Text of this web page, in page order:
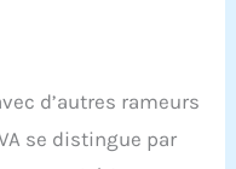
s'adapte à vos
pour vous aider
d’autres rameurs
se distingue par